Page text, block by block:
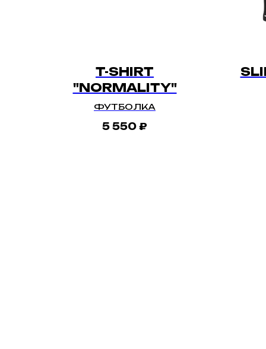
T-SHIRT
"NORMALITY"
ФУТБОЛКА
5 550 ₽